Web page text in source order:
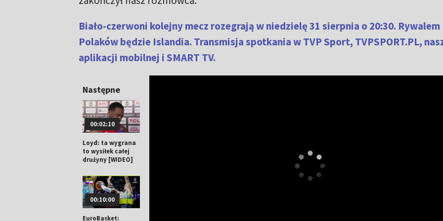
Biało-czerwoni kolejny mecz rozegrają w niedzielę 31 sierpnia o 20:30. Rywalem
Polaków będzie Islandia. Transmisja spotkania w TVP Sport, TVPSPORT.PL,
aplikacji mobilnej i SMART TV.
Następne
00:02:10
Loyd: ta wygrana
to wysiłek całej
drużyny [WIDEO]
00:10:00
EuroBasket: